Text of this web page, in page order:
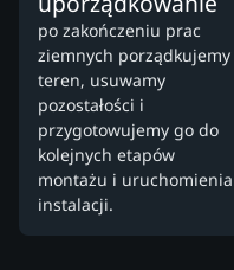
po zakończeniu prac
ziemnych porządkujemy
teren, usuwamy
pozostałości i
przygotowujemy go do
kolejnych etapów
montażu i uruchomienia
instalacji.